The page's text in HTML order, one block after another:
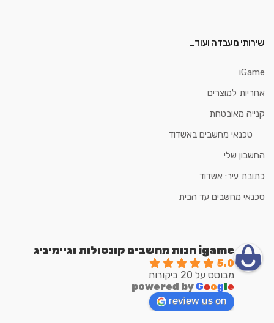
שירותי מעבדה ועוד…
iGame
אחריות למוצרים
קנייה מאובטחת
טכנאי מחשבים באשדוד
החשבון שלי
כתובת עיר: אשדוד
טכנאי מחשבים עד הבית
igame חנות מחשבים קונסולות וגיימיניג
5.0
מבוסס על 20 ביקורות
powered by Goog e
review us on